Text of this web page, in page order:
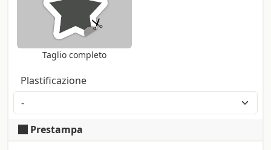
Taglio completo
Plastificazione
Prestampa